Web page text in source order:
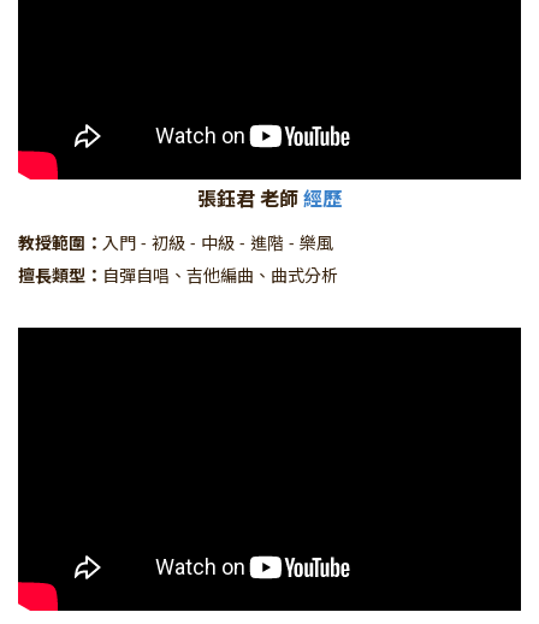
張鈺君 老師經歷
教授範圍： 入門 - 初級 - 中級 - 進階 - 樂風
擅長類型： 自彈自唱、吉他編曲、曲式分析